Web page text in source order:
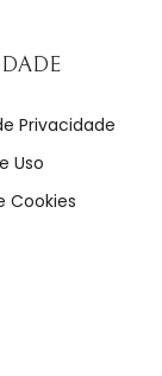
Privacidade
Uso
Cookies